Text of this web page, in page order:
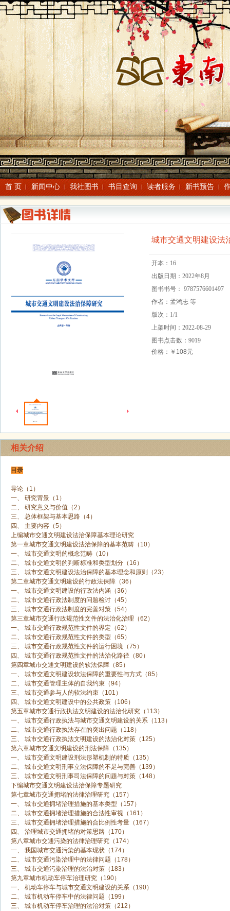
首 页 新闻中心 我社图书 书目查询 读者服务 新书预告
城市交通文明建设法
开本：16
出版日期：2022年8月
图书书号： 9787576601497
作者：孟鸿志 等
版次：1/1
上架时间：2022-08-29
图书点击数：9019
价格：￥108元
相关介绍
目录
导论（1）
一、 研究背景（1）
二、 研究意义与价值（2）
三、 总体框架与基本思路（4）
四、 主要内容（5）
上编城市交通文明建设法治保障基本理论研究
第一章城市交通文明建设法治保障的基本范畴（10）
一、 城市交通文明的概念范畴（10）
二、 城市交通文明的判断标准和类型划分（16）
三、 城市交通文明建设法治保障的基本理念和原则（23）
第二章城市交通文明建设的行政法保障（36）
一、 城市交通文明建设的行政法内涵（36）
二、 城市交通行政法制度的问题检讨（45）
三、 城市交通行政法制度的完善对策（54）
第三章城市交通行政规范性文件的法治化治理（62）
一、 城市交通行政规范性文件的界定（62）
二、 城市交通行政规范性文件的类型（65）
三、 城市交通行政规范性文件的运行困境（75）
四、 城市交通行政规范性文件的法治化路径（80）
第四章城市交通文明建设的软法保障（85）
一、 城市交通文明建设软法保障的重要性与方式（85）
二、 城市交通管理主体的自我约束（94）
三、 城市交通参与人的软法约束（101）
四、 城市交通文明建设中的公共政策（106）
第五章城市交通行政执法文明建设的法治化研究（113）
一、 城市交通行政执法与城市交通文明建设的关系（113）
二、 城市交通行政执法存在的突出问题（118）
三、 城市交通行政执法文明建设的法治化对策（125）
第六章城市交通文明建设的刑法保障（135）
一、 城市交通文明建设刑法形塑机制的特质（135）
二、 城市交通文明刑事立法保障的不足与完善（139）
三、 城市交通文明刑事司法保障的问题与对策（148）
下编城市交通文明建设法治保障专题研究
第七章城市交通拥堵的法律治理研究（157）
一、 城市交通拥堵治理措施的基本类型（157）
二、 城市交通拥堵治理措施的合法性审视（161）
三、 城市交通拥堵治理措施的合比例性考量（167）
四、 治理城市交通拥堵的对策思路（170）
第八章城市交通污染的法律治理研究（174）
一、 我国城市交通污染的基本现状（174）
二、 城市交通污染治理中的法律问题（178）
三、 城市交通污染治理的法治对策（183）
第九章城市机动车停车治理研究（190）
一、 机动车停车与城市交通文明建设的关系（190）
二、 城市机动车停车中的法律问题（199）
三、 城市机动车停车治理的法治对策（212）